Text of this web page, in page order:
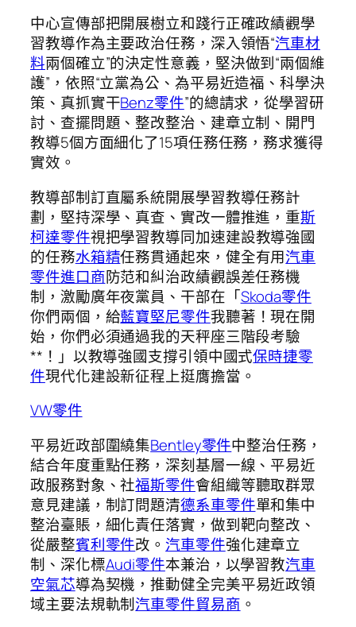
中心宣傳部把開展樹立和踐行正確政績觀學
習教導作為主要政治任務，深入領悟“汽車材
料兩個確立”的決定性意義，堅決做到“兩個維
護”，依照“立黨為公、為平易近造福、科學決
策、真抓實干Benz零件”的總請求，從學習研
討、查擺問題、整改整治、建章立制、開門
教導5個方面細化了15項任務任務，務求獲得
實效。
教導部制訂直屬系統開展學習教導任務計
劃，堅持深學、真查、實改一體推進，重斯
柯達零件視把學習教導同加速建設教導強國
的任務水箱精任務貫通起來，健全有用汽車
零件進口商防范和糾治政績觀誤差任務機
制，激勵廣年夜黨員、干部在「Skoda零件
你們兩個，給藍寶堅尼零件我聽著！現在開
始，你們必須通過我的天秤座三階段考驗
**！」以教導強國支撐引領中國式保時捷零
件現代化建設新征程上挺膺擔當。
VW零件
平易近政部圍繞集Bentley零件中整治任務，
結合年度重點任務，深刻基層一線、平易近
政服務對象、社福斯零件會組織等聽取群眾
意見建議，制訂問題清德系車零件單和集中
整治臺賬，細化責任落實，做到靶向整改、
從嚴整賓利零件改。汽車零件強化建章立
制、深化標Audi零件本兼治，以學習教汽車
空氣芯導為契機，推動健全完美平易近政領
域主要法規軌制汽車零件貿易商 。